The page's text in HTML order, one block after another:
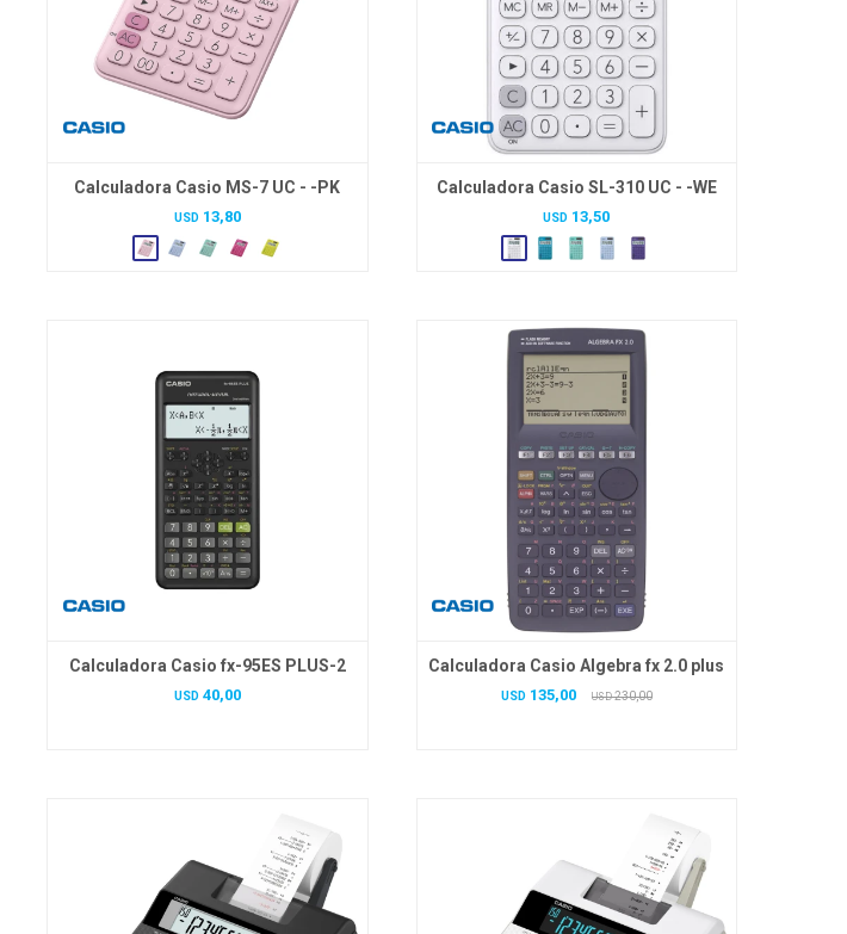
Calculadora Casio MS-7 UC - -PK
USD 13,80
Calculadora Casio SL-310 UC - -WE
USD 13,50
Calculadora Casio fx-95ES PLUS-2
USD 40,00
Calculadora Casio Algebra fx 2.0 plus
USD 135,00 USD 230,00